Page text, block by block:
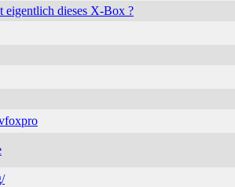
eigentlich dieses X-Box ?